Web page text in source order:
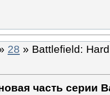
28 » Battlefield:
часть серии